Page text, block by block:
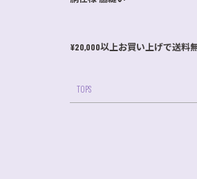
¥20,000以上お買い上げで送料
TOPS